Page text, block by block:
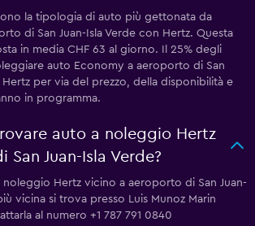
la tipologia di auto più gettonata da
di San Juan-Isla Verde con Hertz. Questa
in media CHF 63 al giorno. Il 25% degli
auto Economy a aeroporto di San
Hertz per via del prezzo, della disponibilità e
in programma.
auto a noleggio Hertz
Juan-Isla Verde?
Hertz vicino a aeroporto di San Juan-
vicina si trova presso Luis Munoz Marin
al numero +1 787 791 0840